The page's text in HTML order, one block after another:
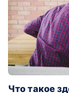
Что такое